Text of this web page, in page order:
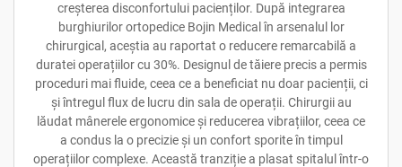
creșterea disconfortului pacienților. După integrarea
burghiurilor ortopedice Bojin Medical în arsenalul lor
chirurgical, aceștia au raportat o reducere remarcabilă a
duratei operațiilor cu 30%. Designul de tăiere precis a permis
proceduri mai fluide, ceea ce a beneficiat nu doar pacienții, ci
și întregul flux de lucru din sala de operații. Chirurgii au
lăudat mânerele ergonomice și reducerea vibrațiilor, ceea ce
a condus la o precizie și un confort sporite în timpul
operațiilor complexe. Această tranziție a plasat spitalul într-o